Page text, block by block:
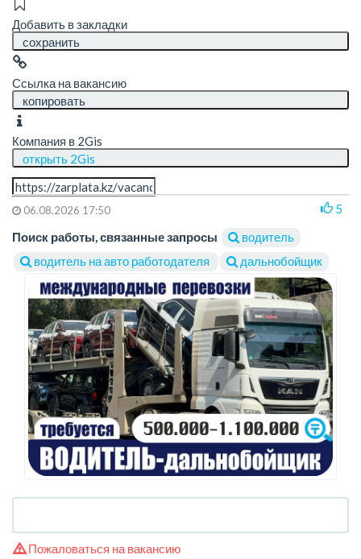
Добавить в закладки
сохранить
Ссылка на вакансию
копировать
Компания в 2Gis
открыть 2Gis
06.08.2026 17:50
5
Поиск работы, связанные запросы
водитель
водитель на авто работодателя
дальнобойщик
Пожаловаться на вакансию